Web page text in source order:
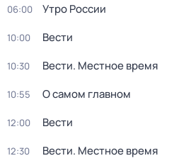
06:00 Утро России
10:00 Вести
10:30 Вести. Местное время
10:55 О самом главном
12:00 Вести
12:30 Вести. Местное время